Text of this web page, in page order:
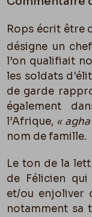
Rops écrit être
désigne un
l’on qualifiait
les soldats
de garde
également
l’Afrique, « agha
nom de famille.
Le ton de la
de Félicien
et/ou enjoliver
notamment sa